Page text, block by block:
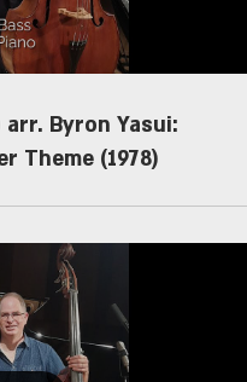
arr. Byron Yasui:
Theme (1978)